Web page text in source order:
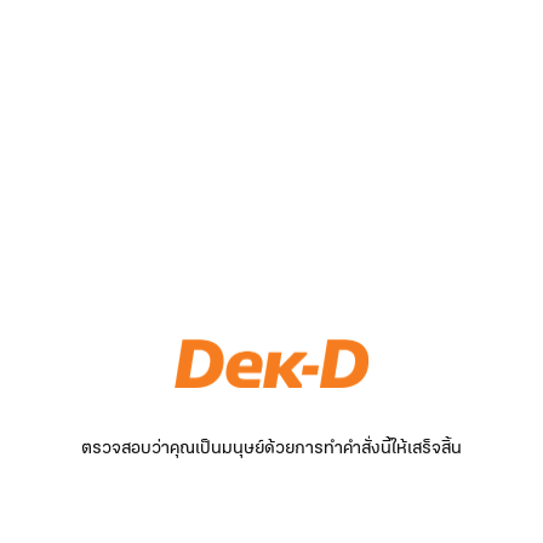
ตรวจสอบว่าคุณเป็นมนุษย์ด้วยการทำคำสั่งนี้ให้เสร็จสิ้น